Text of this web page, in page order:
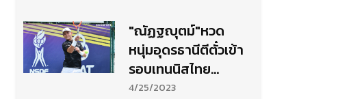
"ณัฏฐญุตม์"หวด
หนุ่มอุดรธานีตีตั๋วเข้า
รอบเทนนิสไทย
แลนด์ฯ
4/25/2023